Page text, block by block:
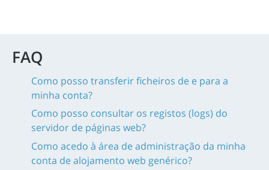
FAQ
Como posso transferir ficheiros de e para a
minha conta?
Como posso consultar os registos (logs) do
servidor de páginas web?
Como acedo à área de administração da minha
conta de alojamento web genérico?